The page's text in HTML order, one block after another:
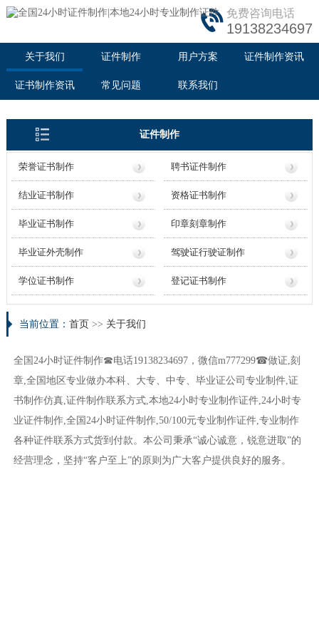
免费咨询电话
19138234697
关于我们 证件制作 用户方案 证件制作资讯
证书制作资讯 常见问题 联系我们
证件制作
荣誉证书制作 聘书证件制作
结业证书制作 资格证书制作
毕业证书制作 印章刻章制作
毕业证外壳制作 驾驶证行驶证制作
学位证书制作 登记证书制作
当前位置： 首页 >> 关于我们
全国24小时证件制作☎电话19138234697，微信m777299☎做证,刻
章,全国地区专业做办本科、大专、中专、毕业证公司专业制件,证
书制作仿真,证件制作联系方式,本地24小时专业制作证件,24小时专
业证件制作,全国24小时证件制作,50/100元专业制作证件,专业制作
各种证件联系方式货到付款。本公司秉承“诚心诚意，锐意进取”的
经营理念，坚持“客户至上”的原则为广大客户提供良好的服务。